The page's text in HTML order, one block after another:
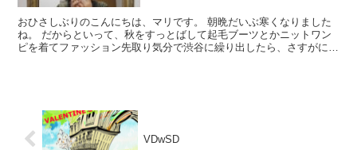
おひさしぶりのこんにちは、マリです。 朝晩だいぶ寒くなりました
ね。 だからといって、秋をすっとばして起毛ブーツとかニットワン
ピを着てファッション先取り気分で渋谷に繰り出したら、さすがに早
VDwSD